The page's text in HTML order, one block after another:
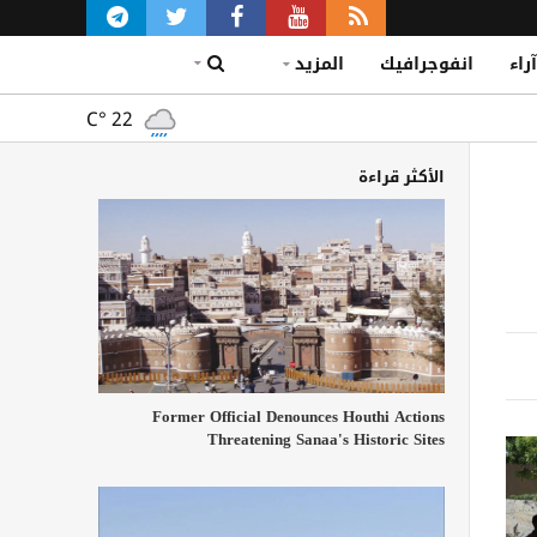
آراء انفوجرافيك المزيد
C° 22
الأكثر قراءة
Former Official Denounces Houthi Actions
Threatening Sanaa's Historic Sites